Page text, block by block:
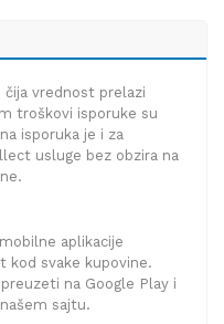
čija vrednost prelazi
troškovi isporuke su
isporuka je i za
usluge bez obzira na
aplikacije
kod svake kupovine.
na Google Play i
sajtu.